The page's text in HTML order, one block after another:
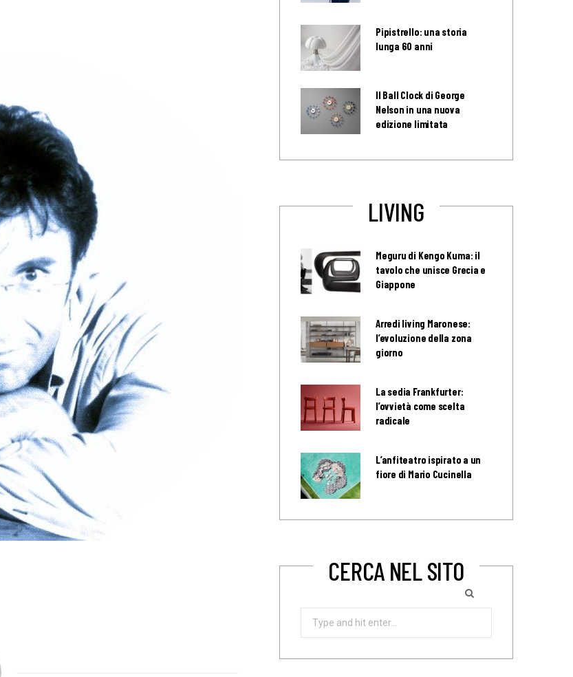
Pipistrello: una storia
lunga 60 anni
Il Ball Clock di George
Nelson in una nuova
edizione limitata
LIVING
Meguru di Kengo Kuma: il
tavolo che unisce Grecia e
Giappone
Arredi living Maronese:
l’evoluzione della zona
giorno
La sedia Frankfurter:
l’ovvietà come scelta
radicale
L’anfiteatro ispirato a un
fiore di Mario Cucinella
CERCA NEL SITO
Search